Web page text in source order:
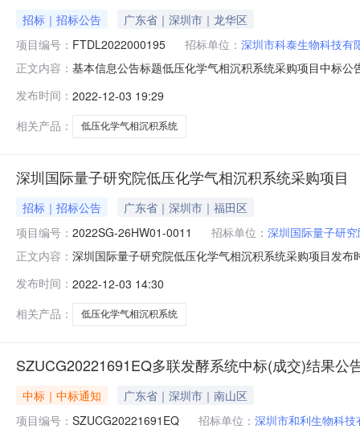
招标｜招标公告
广东省｜深圳市｜龙华区
项目编号： FTDL2022000195 招标单位： 深圳市科泰生物科技有
正文内容： 基本信息公告标题低压化学气相沉积系统采购项目中标
91440300MA5DD0W02U中标（成交）供应商名称深圳
发布时间： 2022-12-03 19:29
相关产品：
低压化学气相沉积系统
深圳国际量子研究院低压化学气相沉积系统采购项目
招标｜招标公告
广东省｜深圳市｜福田区
项目编号： 2022SG-26HW01-0011 招标单位： 深圳国际量子研
正文内容： 深圳国际量子研究院低压化学气相沉积系统采购项目发
备/其他机械设备采购单位深圳国际量子研究院行政区域
￥2410.700
发布时间： 2022-12-03 14:30
相关产品：
低压化学气相沉积系统
SZUCG20221691EQ多联发酵系统中标(成交)结果公
中标｜中标通知
广东省｜深圳市｜南山区
项目编号： SZUCG20221691EQ 招标单位： 深圳市和利生物科技